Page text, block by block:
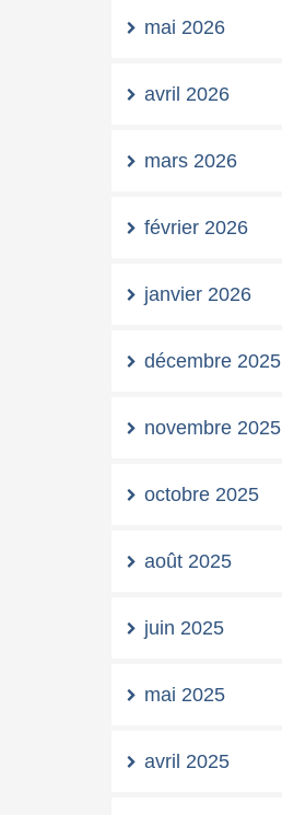
mai 2026
avril 2026
mars 2026
février 2026
janvier 2026
décembre 2025
novembre 2025
octobre 2025
août 2025
juin 2025
mai 2025
avril 2025